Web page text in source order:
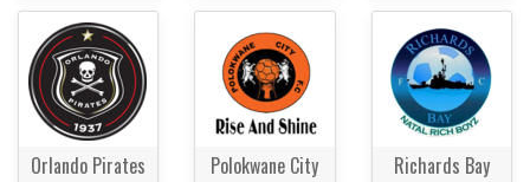
Orlando Pirates Polokwane City Richards Bay